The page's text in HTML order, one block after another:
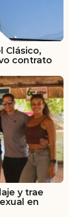
Clásico,
contrato
y trae
en